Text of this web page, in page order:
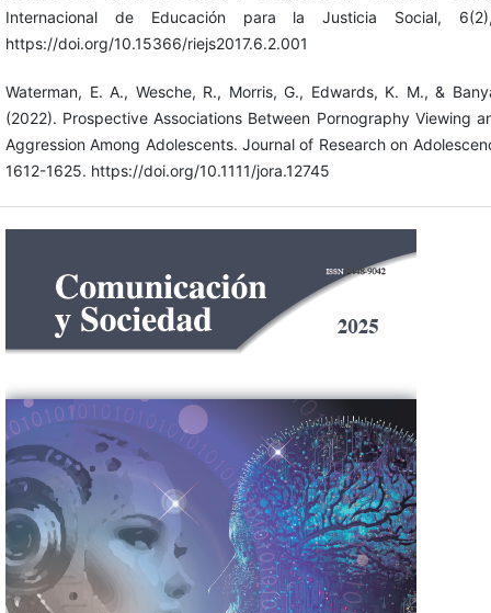
Internacional de Educación para la Justicia Social,
https://doi.org/10.15366/riejs2017.6.2.001
Waterman, E. A., Wesche, R., Morris, G., Edwards, K. M., &
(2022). Prospective Associations Between Pornography Viewing
Aggression Among Adolescents. Journal of Research on
1612-1625. https://doi.org/10.1111/jora.12745